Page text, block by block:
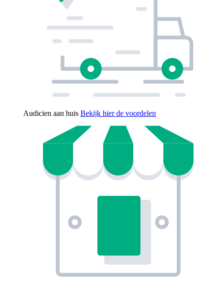
Audicien aan huis Bekijk hier de voordelen